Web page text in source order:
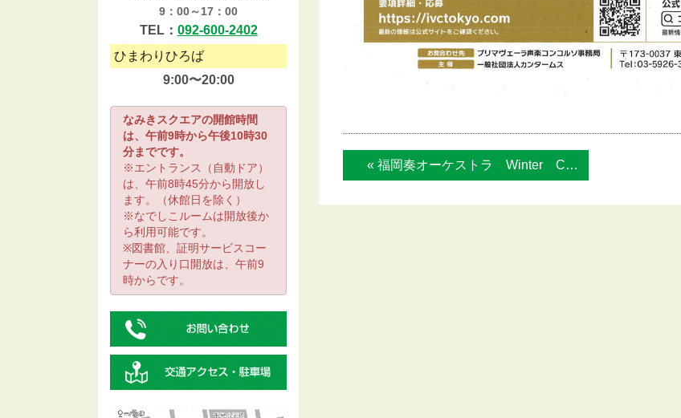
« 福岡奏オーケストラ Winter Con...
9：00～17：00
TEL： 092-600-2402
ひまわりひろば
9:00〜20:00
なみきスクエアの開館時間
は、午前9時から午後10時30
分までです。
※エントランス（自動ドア）
は、午前8時45分から開放し
ます。（休館日を除く）
※なでしこルームは開放後か
ら利用可能です。
※図書館、証明サービスコー
ナーの入り口開放は、午前9
時からです。